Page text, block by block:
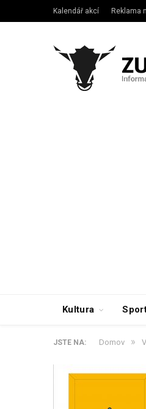
Kalendář akcí Reklama
Kultura
JSTE NA: Domov »